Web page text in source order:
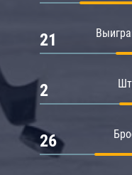
21
2
26